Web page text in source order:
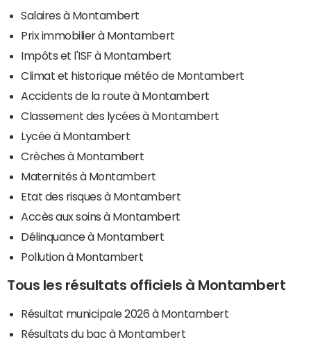
Salaires à Montambert
Prix immobilier à Montambert
Impôts et l'ISF à Montambert
Climat et historique météo de Montambert
Accidents de la route à Montambert
Classement des lycées à Montambert
Lycée à Montambert
Crèches à Montambert
Maternités à Montambert
Etat des risques à Montambert
Accès aux soins à Montambert
Délinquance à Montambert
Pollution à Montambert
Tous les résultats officiels à Montambert
Résultat municipale 2026 à Montambert
Résultats du bac à Montambert